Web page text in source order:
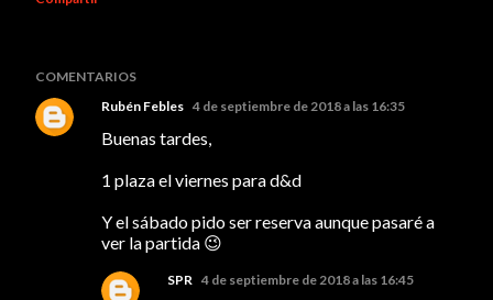
COMENTARIOS
Rubén Febles 4 de septiembre de 2018 a las 16:35
Buenas tardes,
1 plaza el viernes para d&d
Y el sábado pido ser reserva aunque pasaré a
ver la partida 😉
SPR 4 de septiembre de 2018 a las 16:45